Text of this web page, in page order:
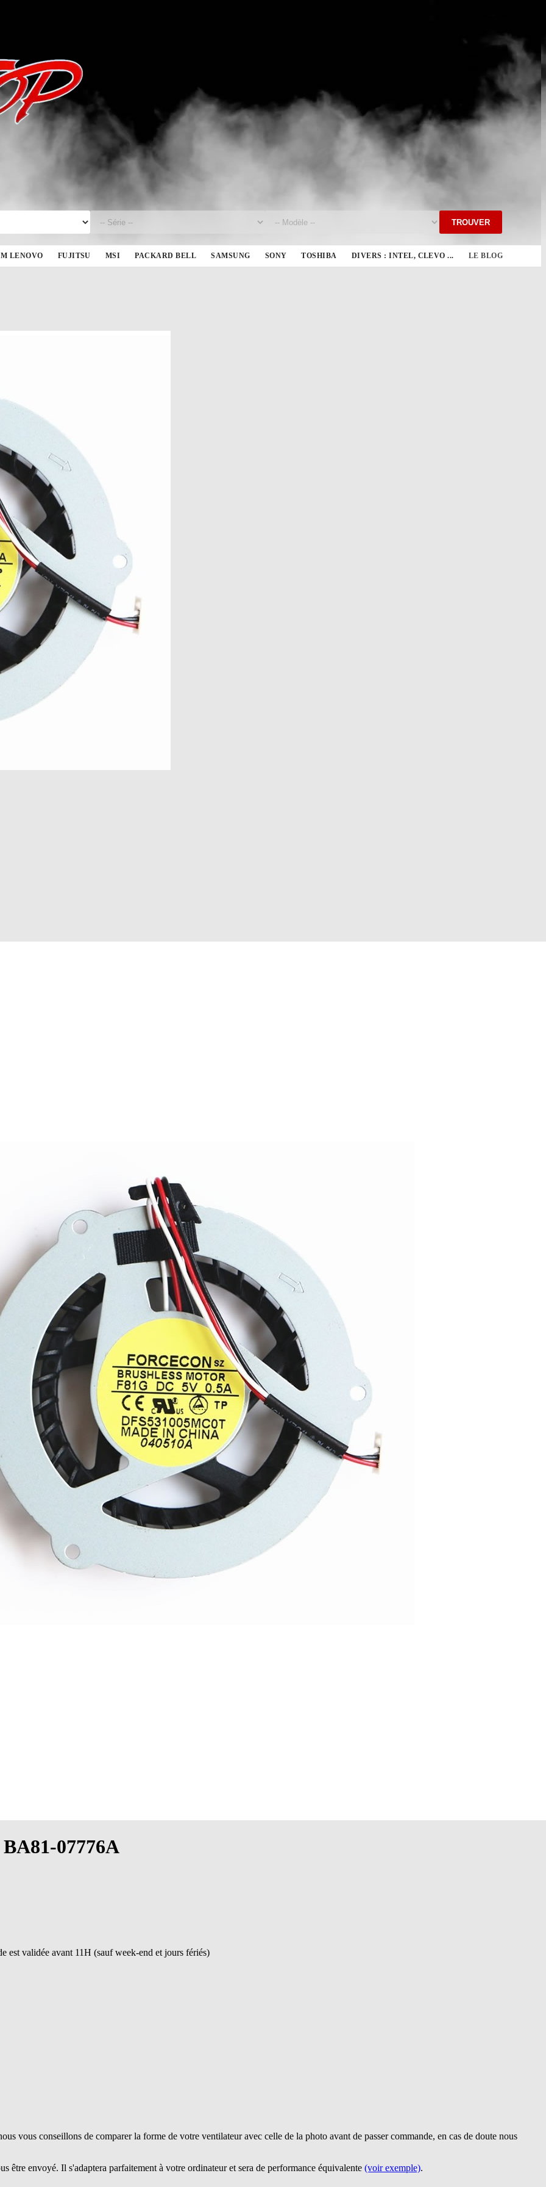
TROUVER
LENOVO FUJITSU MSI PACKARD BELL SAMSUNG SONY TOSHIBA DIVERS : INTEL, CLEVO ... LE BLOG
07776A
est validée avant 11H (sauf week-end et jours fériés)
vous conseillons de comparer la forme de votre ventilateur avec celle de la photo avant de passer commande, en cas de doute nous
être envoyé. Il s'adaptera parfaitement à votre ordinateur et sera de performance équivalente (voir exemple).